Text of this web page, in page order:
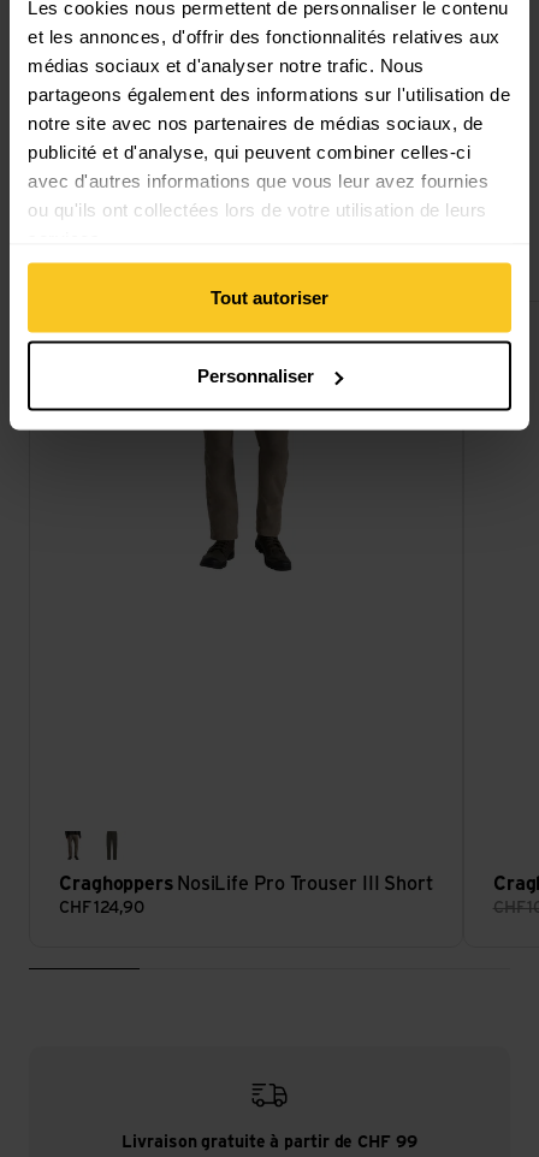
Les cookies nous permettent de personnaliser le contenu
et les annonces, d'offrir des fonctionnalités relatives aux
médias sociaux et d'analyser notre trafic. Nous
partageons également des informations sur l'utilisation de
notre site avec nos partenaires de médias sociaux, de
publicité et d'analyse, qui peuvent combiner celles-ci
avec d'autres informations que vous leur avez fournies
ou qu'ils ont collectées lors de votre utilisation de leurs
Tout autoriser
Personnaliser
Description
Spécification
pebblewoodland green
Craghoppers NosiLife Pro Trouser III Short
CHF 124,90 CHF
Livraison gratuite à partir de CHF 99